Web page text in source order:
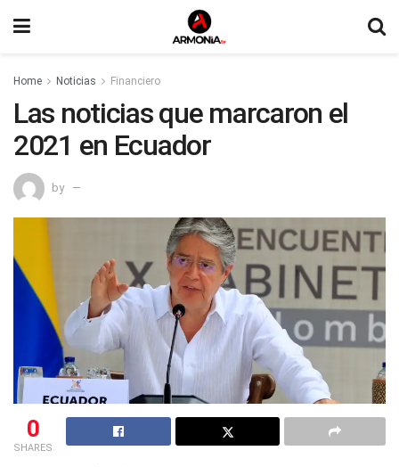
Home Noticias Financiero
Las noticias que marcaron el
2021 en Ecuador
by
0
SHARES